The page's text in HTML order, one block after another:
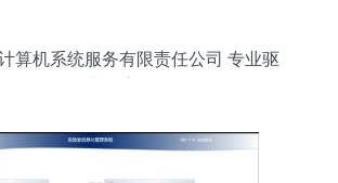
算机系统服务有限责任公司 专业驱